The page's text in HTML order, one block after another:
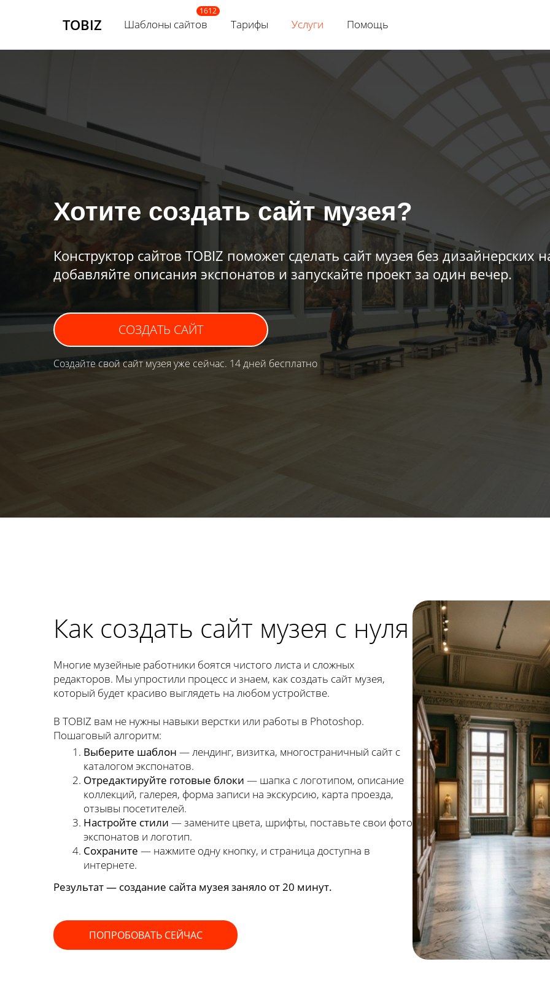
TOBIZ Шаблоны сайтов Тарифы Услуги Помощь
Хотите создать сайт музея?
Конструктор сайтов TOBIZ поможет сделать сайт музея без дизайнерских
добавляйте описания экспонатов и запускайте проект за один вечер.
СОЗДАТЬ САЙТ
Создайте свой сайт музея уже сейчас. 14 дней бесплатно
Как создать сайт музея с нуля
Многие музейные работники боятся чистого листа и сложных
редакторов. Мы упростили процесс и знаем, как создать сайт музея,
который будет красиво выглядеть на любом устройстве.
В TOBIZ вам не нужны навыки верстки или работы в Photoshop.
Пошаговый алгоритм:
Выберите шаблон — лендинг, визитка, многостраничный сайт с
каталогом экспонатов.
Отредактируйте готовые блоки — шапка с логотипом, описание
коллекций, галерея, форма записи на экскурсию, карта проезда,
отзывы посетителей.
Настройте стили — замените цвета, шрифты, поставьте свои фото
экспонатов и логотип.
Сохраните — нажмите одну кнопку, и страница доступна в
интернете.
Результат — создание сайта музея заняло от 20 минут.
ПОПРОБОВАТЬ СЕЙЧАС